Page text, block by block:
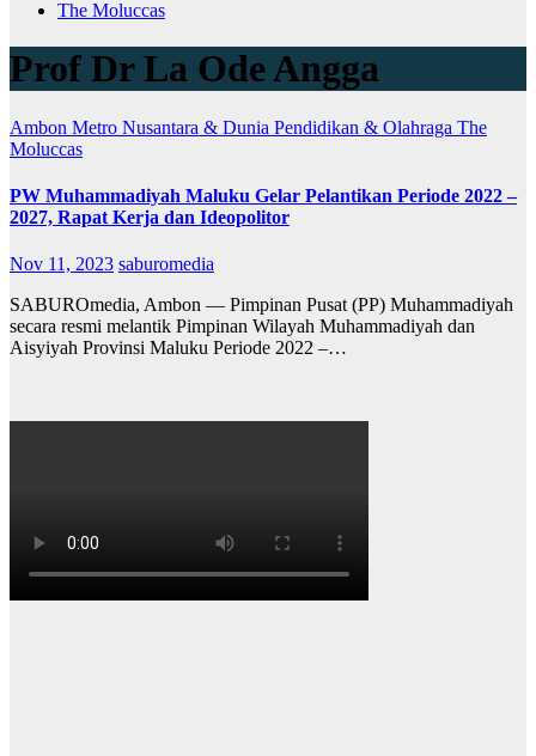
The Moluccas
Prof Dr La Ode Angga
Ambon Metro Nusantara & Dunia Pendidikan & Olahraga The
Moluccas
PW Muhammadiyah Maluku Gelar Pelantikan Periode 2022 –
2027, Rapat Kerja dan Ideopolitor
Nov 11, 2023 saburomedia
SABUROmedia, Ambon — Pimpinan Pusat (PP) Muhammadiyah
secara resmi melantik Pimpinan Wilayah Muhammadiyah dan
Aisyiyah Provinsi Maluku Periode 2022 –…